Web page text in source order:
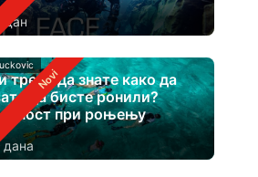
дан
треба да знате како да
да бисте ронили?
при роњењу
дана